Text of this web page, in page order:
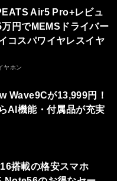
Air5 Pro+レビュ
円でMEMSドライバー
コスパワイヤレスイヤ
ヤホン
Wave9Cが13,999円！
AI機能・付属品が充実
搭載の格安スマホ